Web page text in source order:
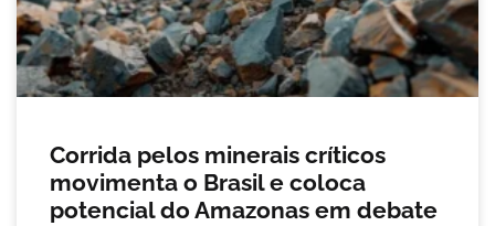
Corrida pelos minerais críticos
movimenta o Brasil e coloca
potencial do Amazonas em debate